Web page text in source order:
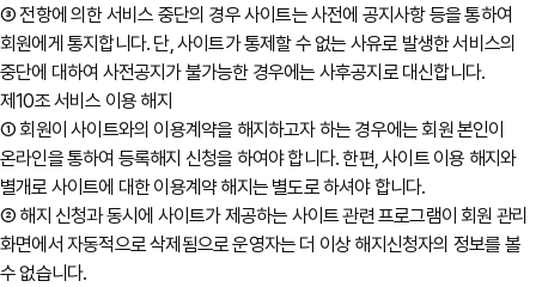
③ 전항에 의한 서비스 중단의 경우 사이트는 사전에 공지사항 등을 통하여
회원에게 통지합니다. 단, 사이트가 통제할 수 없는 사유로 발생한 서비스의
중단에 대하여 사전공지가 불가능한 경우에는 사후공지로 대신합니다.
제10조 서비스 이용 해지
① 회원이 사이트와의 이용계약을 해지하고자 하는 경우에는 회원 본인이
온라인을 통하여 등록해지 신청을 하여야 합니다. 한편, 사이트 이용 해지와
별개로 사이트에 대한 이용계약 해지는 별도로 하셔야 합니다.
② 해지 신청과 동시에 사이트가 제공하는 사이트 관련 프로그램이 회원 관리
화면에서 자동적으로 삭제됨으로 운영자는 더 이상 해지신청자의 정보를 볼
수 없습니다.